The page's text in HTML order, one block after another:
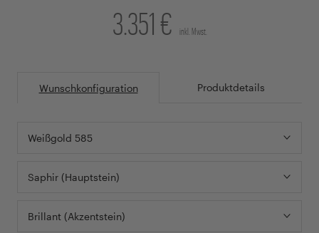
3.351 € inkl. Mwst.
Wunschkonfiguration Produktdetails
Weißgold 585
Saphir (Hauptstein)
Brillant (Akzentstein)